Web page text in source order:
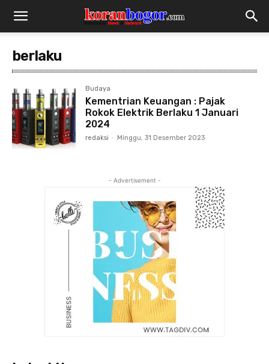
berlaku
Budaya
Kementrian Keuangan : Pajak
Rokok Elektrik Berlaku 1 Januari
2024
redaksi - Minggu, 31 Desember 2023
- Advertisement -